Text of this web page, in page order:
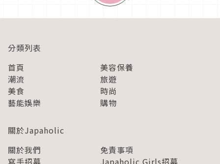
分類列表
首頁
美容保養
潮流
旅遊
美食
時尚
藝能娛樂
購物
關於Japaholic
關於我們
免責事項
寫手招募
Japaholic Girls招募